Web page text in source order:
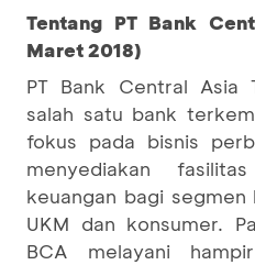
Tentang PT Bank
Maret 2018)
PT Bank Central Asia
salah satu bank
fokus pada bisnis
menyediakan
keuangan bagi
UKM dan konsumer.
BCA melayani